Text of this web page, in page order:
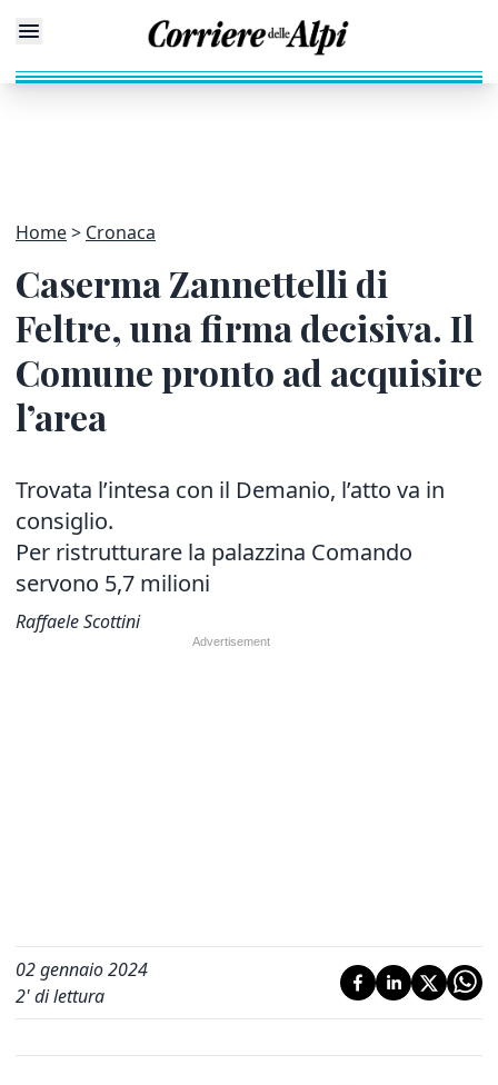
Home Cronaca
Caserma Zannettelli di
Feltre, una firma decisiva. Il
Comune pronto ad acquisire
l’area
Trovata l’intesa con il Demanio, l’atto va in
consiglio.
Per ristrutturare la palazzina Comando
servono 5,7 milioni
Raffaele Scottini
02 gennaio 2024
2' di lettura